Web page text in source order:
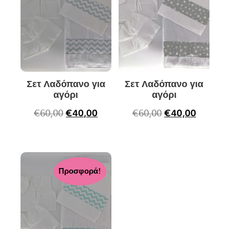
Σετ Λαδόπανο για
αγόρι
€60,00 €40,00
Σετ Λαδόπανο για
αγόρι
€60,00 €40,00
Προσφορά!